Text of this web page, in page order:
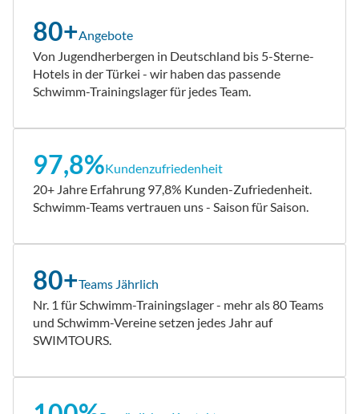
80+Angebote
Von Jugendherbergen in Deutschland bis 5-Sterne-
Hotels in der Türkei - wir haben das passende
Schwimm-Trainingslager für jedes Team.
97,8%Kundenzufriedenheit
20+ Jahre Erfahrung 97,8% Kunden-Zufriedenheit.
Schwimm-Teams vertrauen uns - Saison für Saison.
80+Teams Jährlich
Nr. 1 für Schwimm-Trainingslager - mehr als 80 Teams
und Schwimm-Vereine setzen jedes Jahr auf
SWIMTOURS.